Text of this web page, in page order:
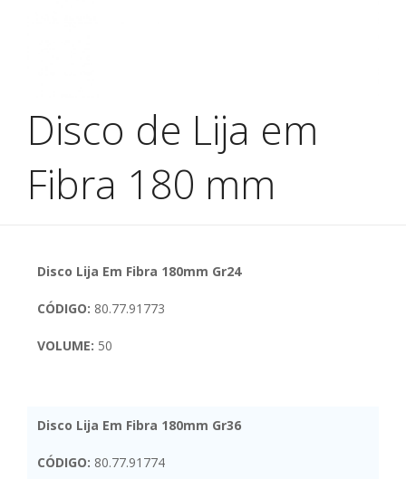
Disco de Lija em
Fibra 180 mm
Disco Lija Em Fibra 180mm Gr24
CÓDIGO: 80.77.91773
VOLUME: 50
Disco Lija Em Fibra 180mm Gr36
CÓDIGO: 80.77.91774